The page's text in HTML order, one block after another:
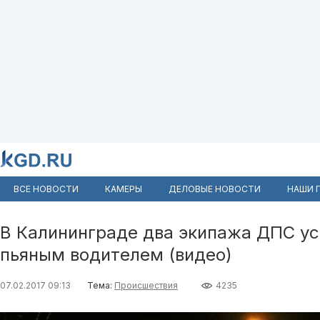
ВСЕ НОВОСТИ КАМЕРЫ ДЕЛОВЫЕ НОВОСТИ НАШИ
В Калининграде два экипажа ДПС
пьяным водителем (видео)
07.02.2017 09:13 Тема: Происшествия 4235